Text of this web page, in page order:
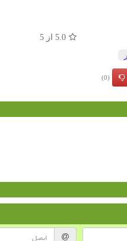
5.0 از5
(0)